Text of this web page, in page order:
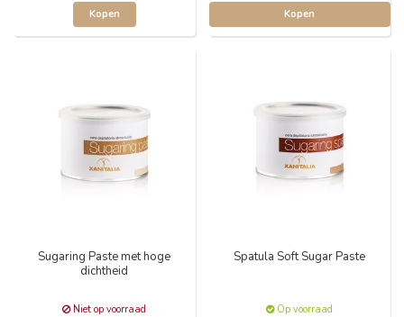
Kopen Kopen
Sugaring Paste met hoge
dichtheid
Niet op voorraad
Spatula Soft Sugar Paste
Op voorraad